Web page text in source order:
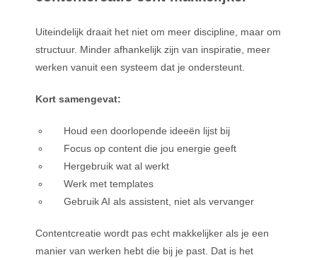
Uiteindelijk draait het niet om meer discipline, maar om
structuur. Minder afhankelijk zijn van inspiratie, meer
werken vanuit een systeem dat je ondersteunt.
Kort samengevat:
Houd een doorlopende ideeën lijst bij
Focus op content die jou energie geeft
Hergebruik wat al werkt
Werk met templates
Gebruik AI als assistent, niet als vervanger
Contentcreatie wordt pas echt makkelijker als je een
manier van werken hebt die bij je past. Dat is het